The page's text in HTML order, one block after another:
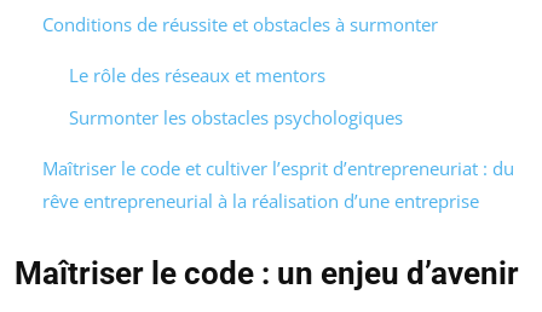
Conditions de réussite et obstacles à surmonter
Le rôle des réseaux et mentors
Surmonter les obstacles psychologiques
Maîtriser le code et cultiver l’esprit d’entrepreneuriat : du
rêve entrepreneurial à la réalisation d’une entreprise
Maîtriser le code : un enjeu d’avenir